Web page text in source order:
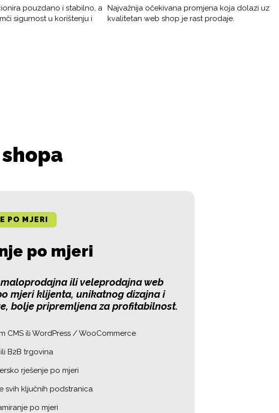
pouzdano i stabilno, a
sigurnost u korištenju i
Najvažnija očekivana promjena koja dolazi uz
kvalitetan web shop je rast prodaje.
PO MJERI
po mjeri
ili veleprodajna web
mjeri klijenta, unikatnog dizajna i
bolje pripremljena za profitabilnost.
CMS ili WordPress / WooCommerce
B2B trgovina
rješenje po mjeri
svih ključnih podstranica
po mjeri